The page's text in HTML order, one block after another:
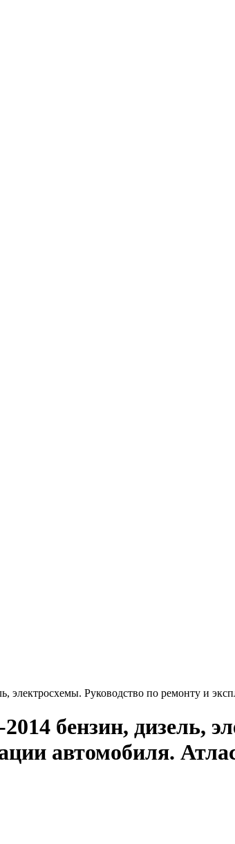
электросхемы. Руководство по ремонту и
бензин, дизель,
автомобиля.